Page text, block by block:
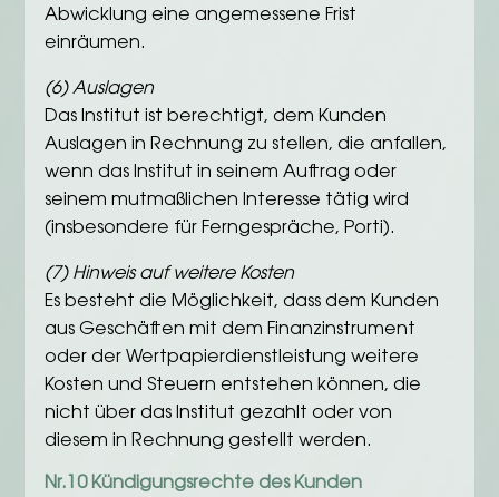
Abwicklung eine angemessene Frist
einräumen.
(6) Auslagen
Das Institut ist berechtigt, dem Kunden
Auslagen in Rechnung zu stellen, die anfallen,
wenn das Institut in seinem Auftrag oder
seinem mutmaßlichen Interesse tätig wird
(insbesondere für Ferngespräche, Porti).
(7) Hinweis auf weitere Kosten
Es besteht die Möglichkeit, dass dem Kunden
aus Geschäften mit dem Finanzinstrument
oder der Wertpapierdienstleistung weitere
Kosten und Steuern entstehen können, die
nicht über das Institut gezahlt oder von
diesem in Rechnung gestellt werden.
Nr.10 Kündigungsrechte des Kunden